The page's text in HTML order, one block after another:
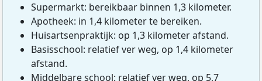
Supermarkt: bereikbaar binnen 1,3 kilometer.
Apotheek: in 1,4 kilometer te bereiken.
Huisartsenpraktijk: op 1,3 kilometer afstand.
Basisschool: relatief ver weg, op 1,4 kilometer
afstand.
Middelbare school: relatief ver weg, op 5,7